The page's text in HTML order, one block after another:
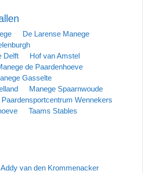
De Larense Manege
Delft
Hof van Amstel
de Paardenhoeve
Gasselte
Manege Spaarnwoude
Paardensportcentrum Wennekers
Taams Stables
Addy van den Krommenacker